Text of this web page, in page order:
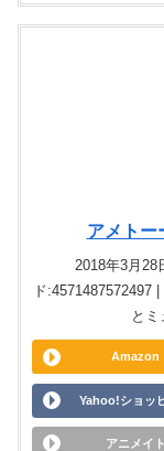
アメトー
2018年3月28
ド:4571487572497
と
Amazon
Yahoo!ショッ
アニメイト